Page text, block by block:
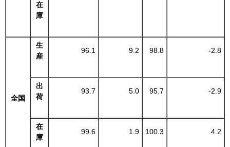
在
庫
全国
生
産
96.1 9.2 98.8 -2.8
出
荷
93.7 5.0 95.7 -2.9
在
庫
99.6 1.9 100.3 4.2